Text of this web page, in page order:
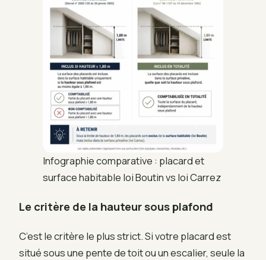
Infographie comparative : placard et
surface habitable loi Boutin vs loi Carrez
Le critère de la hauteur sous plafond
C’est le critère le plus strict. Si votre placard est
situé sous une pente de toit ou un escalier, seule la